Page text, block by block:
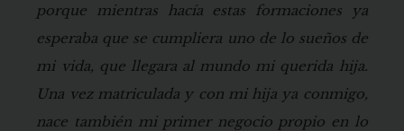
porque mientras hacía estas formaciones ya
esperaba que se cumpliera uno de lo sueños de
mi vida, que llegara al mundo mi querida hija.
Una vez matriculada y con mi hija ya conmigo,
nace también mi primer negocio propio en lo